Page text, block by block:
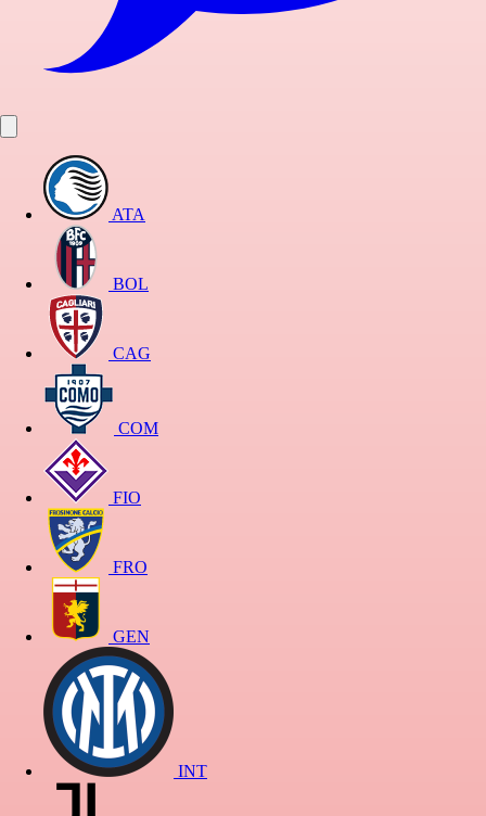
ATA
BOL
CAG
COM
FIO
FRO
GEN
INT